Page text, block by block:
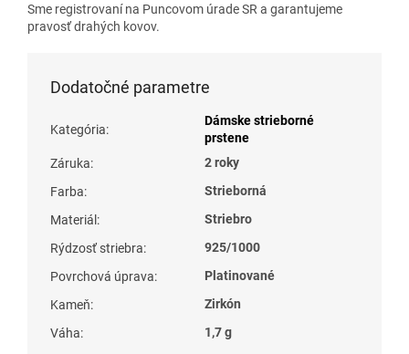
Sme registrovaní na Puncovom úrade SR a garantujeme
pravosť drahých kovov.
Dodatočné parametre
Kategória:
Dámske strieborné
prstene
Záruka:
2 roky
Farba:
Strieborná
Materiál :
Striebro
Rýdzosť striebra:
925/1000
Povrchová úprava:
Platinované
Kameň:
Zirkón
Váha:
1,7 g